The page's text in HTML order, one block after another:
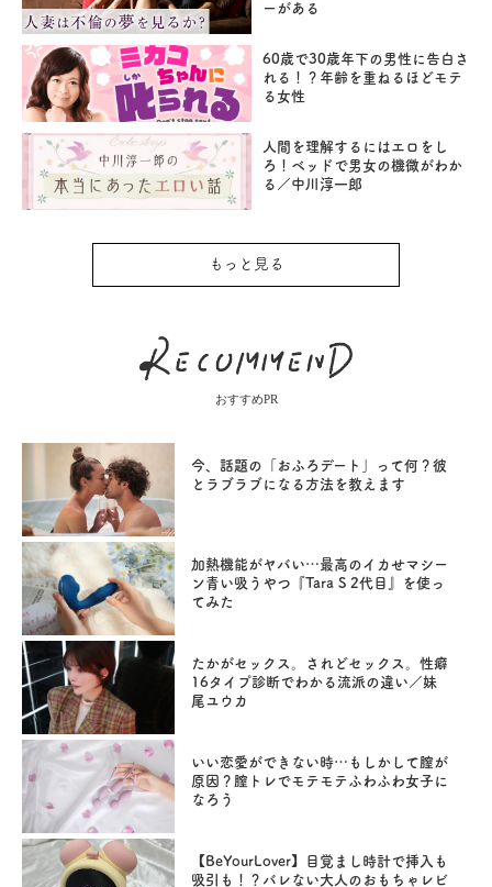
ーがある
60歳で30歳年下の男性に告白さ
れる！？年齢を重ねるほどモテ
る女性
人間を理解するにはエロをし
ろ！ベッドで男女の機微がわか
る／中川淳一郎
もっと見る
おすすめPR
今、話題の「おふろデート」って何？彼
とラブラブになる方法を教えます
加熱機能がヤバい…最高のイカせマシー
ン青い吸うやつ『Tara S 2代目』を使っ
てみた
たかがセックス。されどセックス。性癖
16タイプ診断でわかる流派の違い／妹
尾ユウカ
いい恋愛ができない時…もしかして膣が
原因？膣トレでモテモテふわふわ女子に
なろう
【BeYourLover】目覚まし時計で挿入も
吸引も！？バレない大人のおもちゃレビ